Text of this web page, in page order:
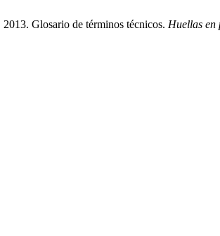
Glosario de términos técnicos. Huellas en